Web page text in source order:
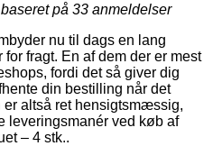
på 33 anmeldelser
nu til dags en lang
fragt. En af dem der er mest
fordi det så giver dig
din bestilling når det
altså ret hensigtsmæssig,
leveringsmanér ved køb af
– 4 stk..